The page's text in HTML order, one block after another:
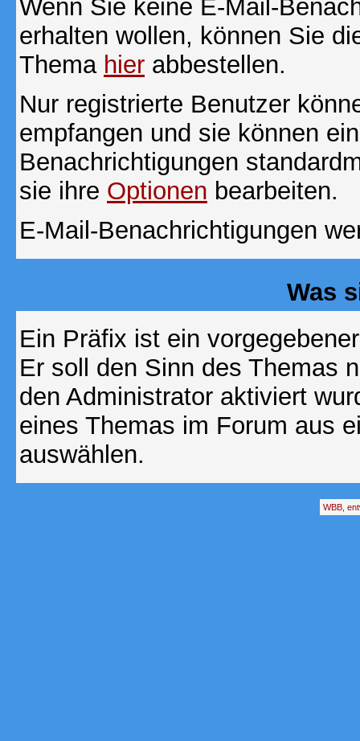
Wenn Sie keine E-Mail-
erhalten wollen, können Sie
Thema hier abbestellen.
Nur registrierte Benutzer
empfangen und sie können
Benachrichtigungen
sie ihre Optionen bearbeiten.
E-Mail-Benachrichtigungen
Was
Ein Präfix ist ein
Er soll den Sinn des Themas
den Administrator aktiviert
eines Themas im Forum aus
auswählen.
WBB,